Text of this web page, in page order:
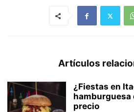
Artículos
¿Fiestas en
hamburguesa
precio